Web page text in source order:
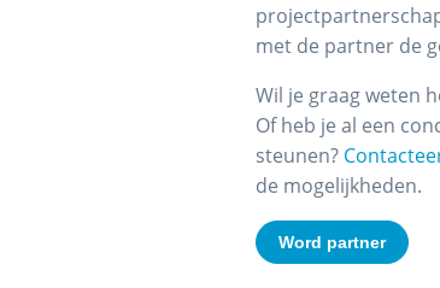
met de partner de
Wil je graag weten
Of heb je al een
steunen?
de mogelijkheden.
Word partner